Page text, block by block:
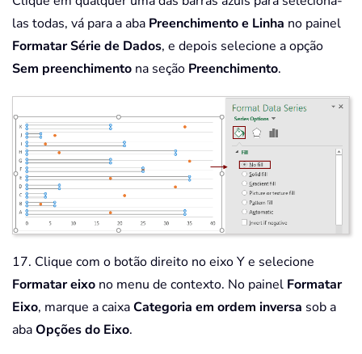
las todas, vá para a aba Preenchimento e Linha no painel
Formatar Série de Dados, e depois selecione a opção
Sem preenchimento na seção Preenchimento.
17. Clique com o botão direito no eixo Y e selecione
Formatar eixo no menu de contexto. No painel Formatar
Eixo, marque a caixaCategoria em ordem inversa sob a
abaOpções do Eixo.